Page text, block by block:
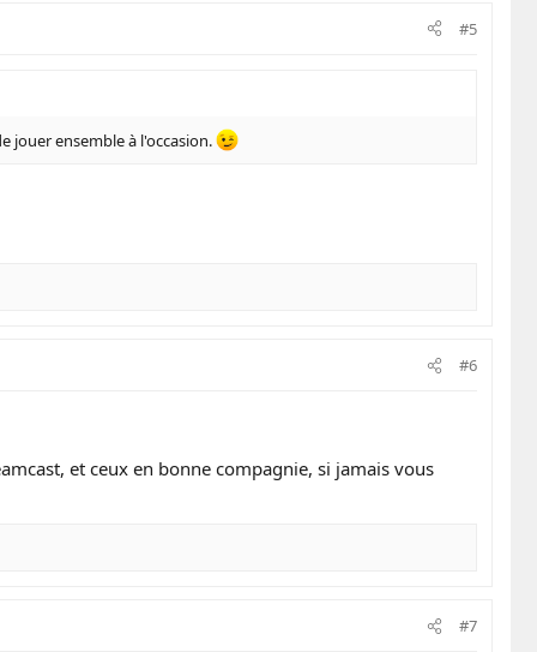
#5
jouer ensemble à l'occasion.
#6
et ceux en bonne compagnie, si jamais vous
#7